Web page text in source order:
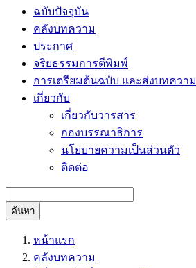
ฉบับปัจจุบัน
คลังบทความ
ประกาศ
จริยธรรมการตีพิมพ์
การเตรียมต้นฉบับ และส่งบทความ
เกี่ยวกับ
เกี่ยวกับวารสาร
กองบรรณาธิการ
นโยบายความเป็นส่วนตัว
ติดต่อ
ค้นหา
หน้าแรก
คลังบทความ